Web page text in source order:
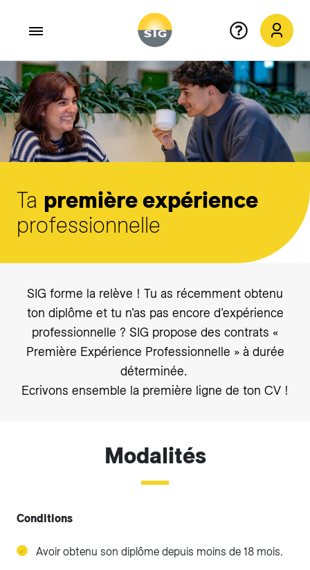
Aller au contenu principal
Ta première expérience
professionnelle
SIG forme la relève ! Tu as récemment obtenu
ton diplôme et tu n’as pas encore d’expérience
professionnelle ? SIG propose des contrats «
Première Expérience Professionnelle » à durée
déterminée.
Ecrivons ensemble la première ligne de ton CV !
Modalités
Conditions
Avoir obtenu son diplôme depuis moins de 18 mois.